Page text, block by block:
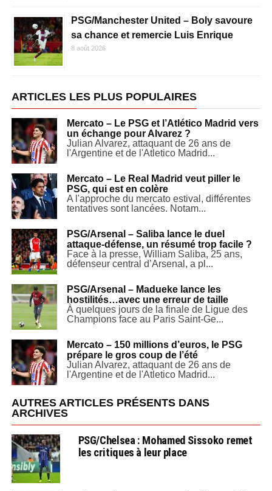
PSG/Manchester United – Boly savoure
sa chance et remercie Luis Enrique
8 août 2026
ARTICLES LES PLUS POPULAIRES
Mercato – Le PSG et l’Atlético Madrid vers
un échange pour Alvarez ?
Julian Alvarez, attaquant de 26 ans de
l'Argentine et de l'Atletico Madrid...
Mercato – Le Real Madrid veut piller le
PSG, qui est en colère
A l'approche du mercato estival, différentes
tentatives sont lancées. Notam...
PSG/Arsenal – Saliba lance le duel
attaque-défense, un résumé trop facile ?
Face à la presse, William Saliba, 25 ans,
défenseur central d’Arsenal, a pl...
PSG/Arsenal – Madueke lance les
hostilités…avec une erreur de taille
À quelques jours de la finale de Ligue des
Champions face au Paris Saint-Ge...
Mercato – 150 millions d’euros, le PSG
prépare le gros coup de l’été
Julian Alvarez, attaquant de 26 ans de
l'Argentine et de l'Atletico Madrid...
AUTRES ARTICLES PRÉSENTS DANS
ARCHIVES
PSG/Chelsea : Mohamed Sissoko remet
les critiques à leur place